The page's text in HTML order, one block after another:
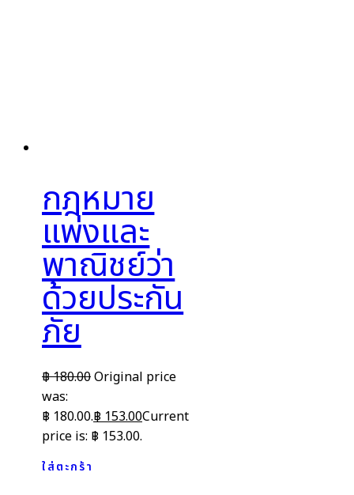
กฎหมาย
แพ่งและ
พาณิชย์ว่า
ด้วยประกัน
ภัย
฿180.00Original price
was:
฿ 180.00.฿153.00Current
price is: ฿ 153.00.
ใส่ตะกร้า